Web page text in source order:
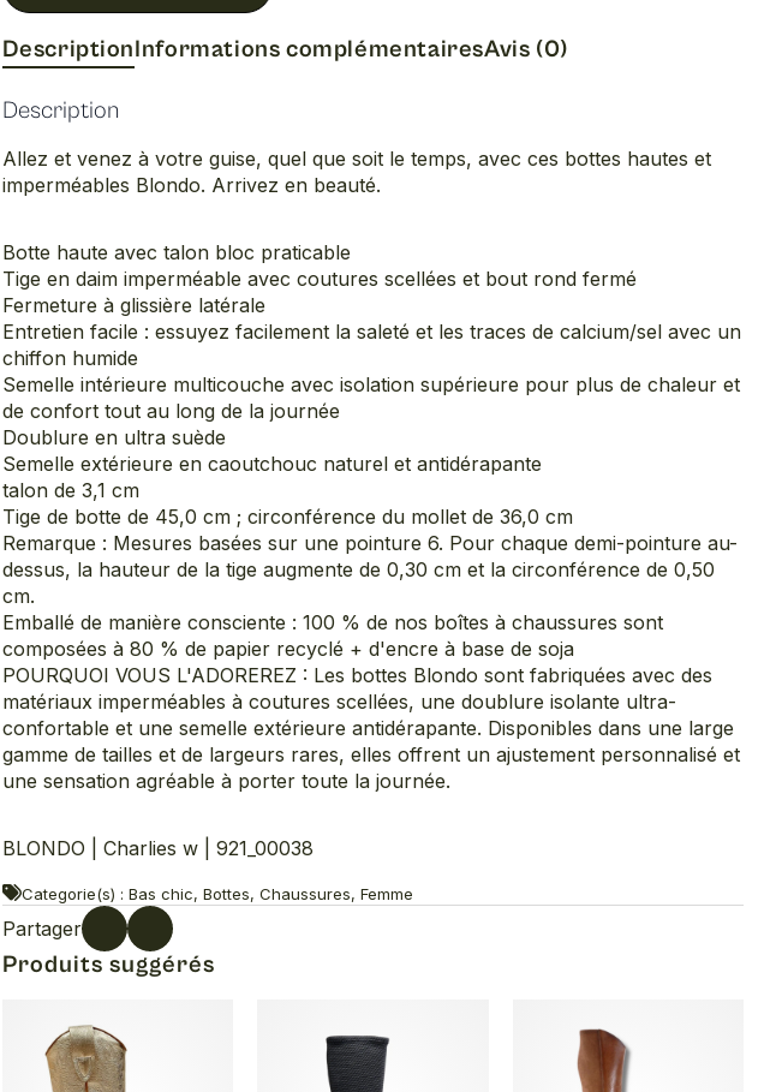
DescriptionInformations complémentairesAvis (0)
Description
Allez et venez à votre guise, quel que soit le temps, avec ces bottes hautes et
imperméables Blondo. Arrivez en beauté.
Botte haute avec talon bloc praticable
Tige en daim imperméable avec coutures scellées et bout rond fermé
Fermeture à glissière latérale
Entretien facile : essuyez facilement la saleté et les traces de calcium/sel avec un
chiffon humide
Semelle intérieure multicouche avec isolation supérieure pour plus de chaleur et
de confort tout au long de la journée
Doublure en ultra suède
Semelle extérieure en caoutchouc naturel et antidérapante
talon de 3,1 cm
Tige de botte de 45,0 cm ; circonférence du mollet de 36,0 cm
Remarque : Mesures basées sur une pointure 6. Pour chaque demi-pointure au-
dessus, la hauteur de la tige augmente de 0,30 cm et la circonférence de 0,50
cm.
Emballé de manière consciente : 100 % de nos boîtes à chaussures sont
composées à 80 % de papier recyclé + d'encre à base de soja
POURQUOI VOUS L'ADOREREZ : Les bottes Blondo sont fabriquées avec des
matériaux imperméables à coutures scellées, une doublure isolante ultra-
confortable et une semelle extérieure antidérapante. Disponibles dans une large
gamme de tailles et de largeurs rares, elles offrent un ajustement personnalisé et
une sensation agréable à porter toute la journée.
BLONDO | Charlies w | 921_00038
Categorie(s) : Bas chic, Bottes, Chaussures, Femme
Partager
Produits suggérés